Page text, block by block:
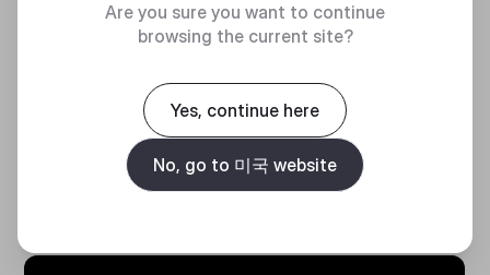
Are you sure you want to continue
browsing the current site?
Yes, continue here
No, go to 미국 website